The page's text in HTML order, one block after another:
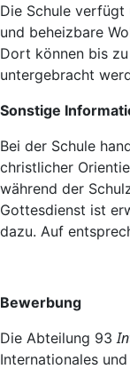
Die Schule
und beheizbare
Dort können bis
untergebracht
Sonstige
Bei der Schule
christlicher
während der
Gottesdienst ist
dazu. Auf
Bewerbung
Die Abteilung 93
Internationales